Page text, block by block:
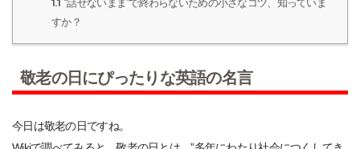
“話せないまま”で終わらないための小さなコツ、知っていま
すか？
敬老の日にぴったりな英語の名言
今日は敬老の日ですね。